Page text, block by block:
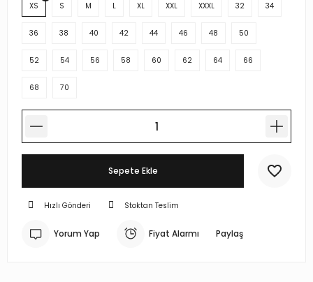
terzi mankeni
Parça-Aksesuar
mankeni
Vitrin Mankenleri
XS S M L XL XXL XXXL 32 34
36 38 40 42 44 46 48 50
52 54 56 58 60 62 64 66
68 70
Sepete Ekle
Hızlı Gönderi Stoktan Teslim
Yorum Yap Fiyat Alarmı Paylaş